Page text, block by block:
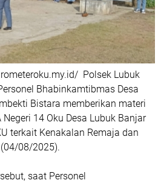
Polsek Lubuk
Bhabinkamtibmas Desa
Bistara memberikan materi
14 Oku Desa Lubuk Banjar
terkait Kenakalan Remaja dan
08/2025).
saat Personel